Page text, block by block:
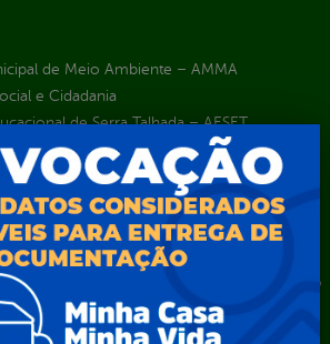
de Meio Ambiente – AMMA
e Cidadania
de Serra Talhada – AESET
Guarda Municipal-CGM
Civil
DE SERRA TALHADA
Vice-Prefeito
Própria dos Servidores Públicos do
Talhada-IPPS